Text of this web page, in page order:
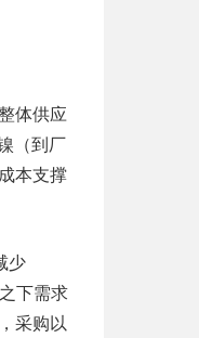
体供应
（到厂
本支撑
少
下需求
采购以